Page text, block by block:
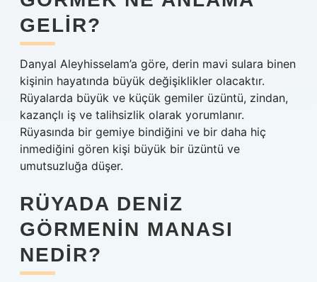
GELIR?
Danyal Aleyhisselam’a göre, derin mavi sulara binen
kişinin hayatında büyük değişiklikler olacaktır.
Rüyalarda büyük ve küçük gemiler üzüntü, zindan,
kazançlı iş ve talihsizlik olarak yorumlanır.
Rüyasında bir gemiye bindiğini ve bir daha hiç
inmediğini gören kişi büyük bir üzüntü ve
umutsuzluğa düşer.
RÜYADA DENIZ
GÖRMENIN MANASI
NEDIR?